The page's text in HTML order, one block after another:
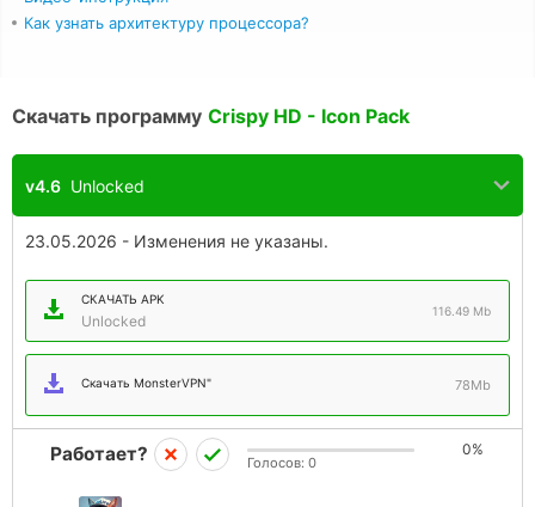
Как узнать архитектуру процессора?
Скачать программу Crispy HD - Icon Pack
v4.6 Unlocked
23.05.2026 - Изменения не указаны.
СКАЧАТЬ APK
Unlocked
116.49 Mb
Скачать MonsterVPN" 78Mb
Работает? 0%
Голосов: 0